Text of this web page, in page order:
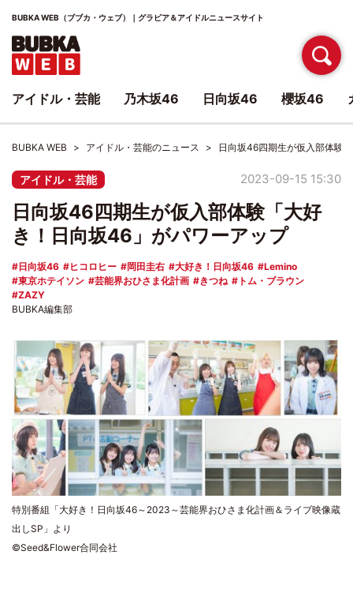
BUBKA WEB（ブブカ・ウェブ）｜グラビア＆アイドルニュースサイト
BUBKA WEB アイドル・芸能のニュース 日向坂46四期生が仮入部体験
アイドル・芸能 2023-09-15 15:30
日向坂46四期生が仮入部体験「大好
き！日向坂46」がパワーアップ
日向坂46 ヒコロヒー 岡田圭右 大好き！日向坂46
Lemino
東京ホテイソン
芸能界おひさま化計画 きつね
トム・ブラウン
ZAZY
BUBKA編集部
特別番組「大好き！日向坂46～2023～芸能界おひさま化計画＆ライブ映像蔵
出しSP」より
©Seed&Flower合同会社
アイドル・芸能 乃木坂46 日向坂46 櫻坂46